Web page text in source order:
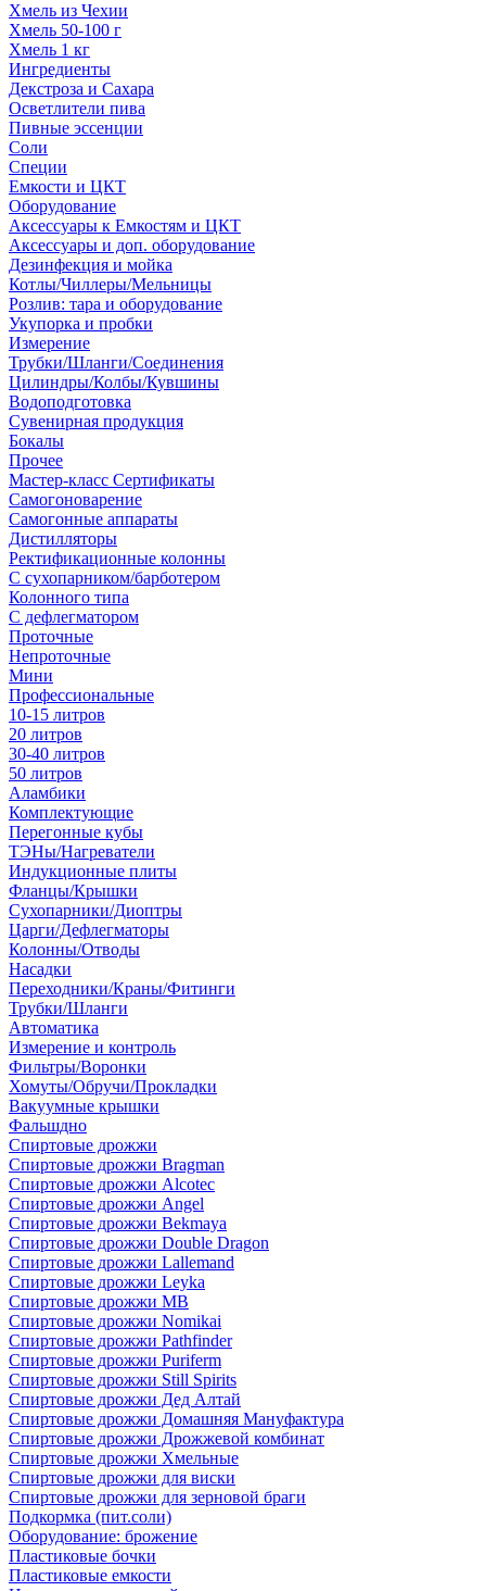
Хмель из Чехии
Хмель 50-100 г
Хмель 1 кг
Ингредиенты
Декстроза и Сахара
Осветлители пива
Пивные эссенции
Соли
Специи
Емкости и ЦКТ
Оборудование
Аксессуары к Емкостям и ЦКТ
Аксессуары и доп. оборудование
Дезинфекция и мойка
Котлы/Чиллеры/Мельницы
Розлив: тара и оборудование
Укупорка и пробки
Измерение
Трубки/Шланги/Соединения
Цилиндры/Колбы/Кувшины
Водоподготовка
Сувенирная продукция
Бокалы
Прочее
Мастер-класс Сертификаты
Самогоноварение
Самогонные аппараты
Дистилляторы
Ректификационные колонны
С сухопарником/барботером
Колонного типа
С дефлегматором
Проточные
Непроточные
Мини
Профессиональные
10-15 литров
20 литров
30-40 литров
50 литров
Аламбики
Комплектующие
Перегонные кубы
ТЭНы/Нагреватели
Индукционные плиты
Фланцы/Крышки
Сухопарники/Диоптры
Царги/Дефлегматоры
Колонны/Отводы
Насадки
Переходники/Краны/Фитинги
Трубки/Шланги
Автоматика
Измерение и контроль
Фильтры/Воронки
Хомуты/Обручи/Прокладки
Вакуумные крышки
Фальшдно
Спиртовые дрожжи
Спиртовые дрожжи Bragman
Спиртовые дрожжи Alcotec
Спиртовые дрожжи Angel
Спиртовые дрожжи Bekmaya
Спиртовые дрожжи Double Dragon
Спиртовые дрожжи Lallemand
Спиртовые дрожжи Leyka
Спиртовые дрожжи MB
Спиртовые дрожжи Nomikai
Спиртовые дрожжи Pathfinder
Спиртовые дрожжи Puriferm
Спиртовые дрожжи Still Spirits
Спиртовые дрожжи Дед Алтай
Спиртовые дрожжи Домашняя Мануфактура
Спиртовые дрожжи Дрожжевой комбинат
Спиртовые дрожжи Хмельные
Спиртовые дрожжи для виски
Спиртовые дрожжи для зерновой браги
Подкормка (пит.соли)
Оборудование: брожение
Пластиковые бочки
Пластиковые емкости